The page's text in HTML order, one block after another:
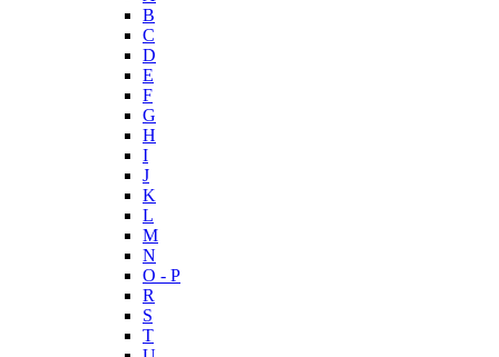
B
C
D
E
F
G
H
I
J
K
L
M
N
O - P
R
S
T